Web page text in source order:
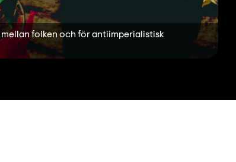
folken och för antiimperialistisk